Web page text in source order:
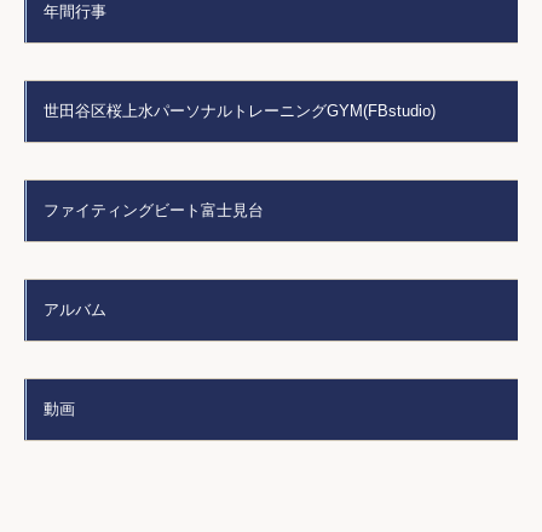
年間行事
世田谷区桜上水パーソナルトレーニングGYM(FBstudio)
ファイティングビート富士見台
アルバム
動画